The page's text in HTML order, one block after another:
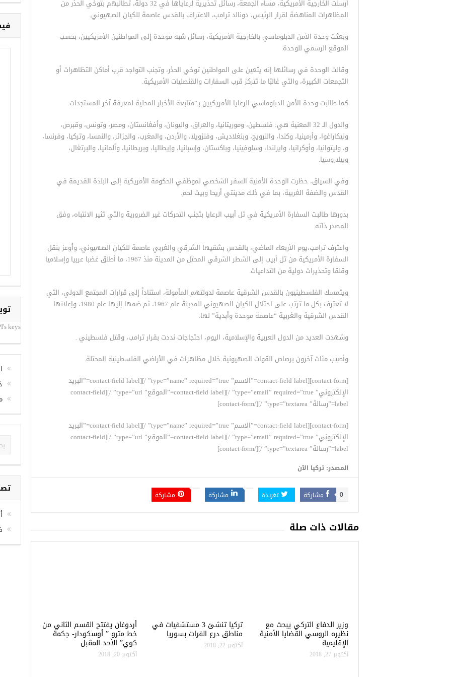
أرسلت الخارجية الأمريكية، مساء الجمعة، رسائل تحذيرية لرعاياها في 32 دولة، تطالبهم بتوخي الحذر من
المظاهرات المناهضة لقرار الرئيس، دونالد ترامب، الاعتراف بالقدس عاصمة للكيان الصهيوني.
وبعثت وحدة الأمن الدبلوماسي بالخارجية الأمريكية، رسائل شبه موحدة إلى المواطنين الأمريكيين، بحسب
الموقع الرسمي للوحدة.
وقالت الوحدة في رسائلها إنه يتعين على المواطنين توخي الحذر، وتجنب التواجد قرب أماكن التظاهرات أو
التجمعات الكبيرة، والتي غالبًا ما تتركز قرب السفارات والقنصليات الأمريكية.
كما طالبت وحدة الأمن الدبلوماسي الرعايا الأمريكيين بـ”متابعة الأخبار المحلية لمعرفة آخر المستجدات.
والدول الـ 32 المعنية هي: فلسطين، وموريتانيا، والعراق، واليونان، وأفغانستان، ومصر، وتونس، وقبرص،
ونيكاراغوا، وأرمينيا، وكندا، والنرويج، وبنغلاديش، وفنزويلا، والأردن، والمغرب، والجزائر، والنمسا، وتركيا، وفرنسا،
و، وليتوانيا، وأوكرانيا، وايرلندا، وسلوفينيا، وباكستان، وإسبانيا، وإيطاليا، وبريطانيا، وألمانيا، والبرتغال،
وبيلاروسيا.
وفي السياق، حظرت الوحدة الأمنية السفر الشخصي لموظفي الحكومة الأمريكية إلى البلدة القديمة في
القدس والضفة الغربية، بما في ذلك مدينتي أريحا وبيت لحم.
بدورها طالبت السفارة الأمريكية في تل أبيب الرعايا بتجنب التحركات غير الضرورية والتي تثير الانتباه، وفق
المصدر ذاته.
واعترف ترامب،يوم الأربعاء الماضي، بالقدس بشقيها الشرقي والغربي عاصمة للكيان الصهيوني، وأوعز بنقل
السفارة الأمريكية من تل أبيب إلى الشطر الشرقي المحتل من المدينة منذ 1967، ما أطلق غضبا عربيا وإسلاميا
وقلقا وتحذيرات دولية من التداعيات.
ويتمسك الفلسطينيون بالقدس الشرقية عاصمة لدولتهم المأمولة، استناداً إلى قرارات المجتمع الدولي، التي
لا تعترف بكل ما ترتب على احتلال الكيان الصهيوني للمدينة عام 1967، ثم ضمها إليها عام 1980، وإعلانها
القدس الشرقية والغربية “عاصمة موحدة وأبدية” لها.
وشهدت العديد من الدول العربية والإسلامية، اليوم، احتجاجات نددت بقرار ترامب، وقتل فلسطيني .
وأصيب مئات آخرون برصاص القوات الصهيونية خلال مظاهرات في الأراضي الفلسطينية المحتلة.
[contact-form][contact-field label=”الاسم” type=”name” required=”true” /][contact-field label=”البريد
الإلكتروني” type=”email” required=”true” /][contact-field label=”الموقع” type=”url” /][contact-field
label=”رسالة” type=”textarea” /][/contact-form]
[contact-form][contact-field label=”الاسم” type=”name” required=”true” /][contact-field label=”البريد
الإلكتروني” type=”email” required=”true” /][contact-field label=”الموقع” type=”url” /][contact-field
label=”رسالة” type=”textarea” /][/contact-form]
المصدر: تركيا الآن
مشاركة 0 تغريدة مشاركة مشاركة
مقالات ذات صلة
وزير الدفاع التركي يبحث مع
نظيره الروسي القضايا الأمنية
الإقليمية
أكتوبر 27, 2018
تركيا تنشئ 3 مستشفيات في
مناطق درع الفرات بسوريا
أكتوبر 22, 2018
أردوغان يفتتح القسم الثاني من
خط مترو ” أوسكودار- جكمة
كوي” الأحد المقبل
أكتوبر 20, 2018
keys